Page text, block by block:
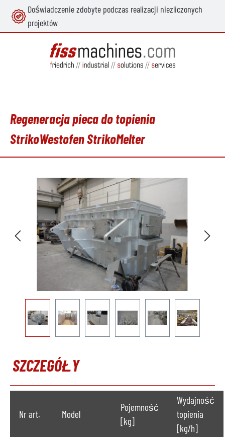
zawartości
Doświadczenie zdobyte podczas realizacji niezliczonych
projektów
Regeneracja pieca do topienia
StrikoWestofen StrikoMelter
Pomiń galerię zdjęć
SZCZEGÓŁY
Nr art. Model
Pojemność
[kg]
Wydajność
topienia
[kg/h]